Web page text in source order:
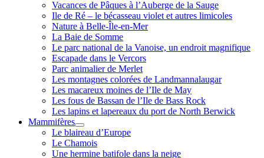
Vacances de Pâques à l’Auberge de la Sauge
Ile de Ré – le bécasseau violet et autres limicoles
Nature à Belle-Île-en-Mer
La Baie de Somme
Le parc national de la Vanoise, un endroit magnifique
Escapade dans le Vercors
Parc animalier de Merlet
Les montagnes colorées de Landmannalaugar
Les macareux moines de l’Ile de May
Les fous de Bassan de l’Ile de Bass Rock
Les lapins et lapereaux du port de North Berwick
Mammifères
ouvrir
menu
Le blaireau d’Europe
Le Chamois
Une hermine batifole dans la neige